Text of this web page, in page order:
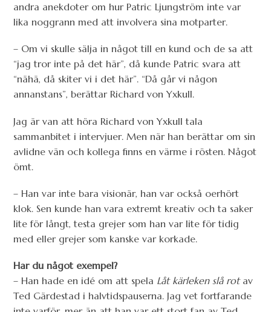
andra anekdoter om hur Patric Ljungström inte var
lika noggrann med att involvera sina motparter.
– Om vi skulle sälja in något till en kund och de sa att
“jag tror inte på det här”, då kunde Patric svara att
“nähä, då skiter vi i det här”. “Då går vi någon
annanstans”, berättar Richard von Yxkull.
Jag är van att höra Richard von Yxkull tala
sammanbitet i intervjuer. Men när han berättar om sin
avlidne vän och kollega finns en värme i rösten. Något
ömt.
– Han var inte bara visionär, han var också oerhört
klok. Sen kunde han vara extremt kreativ och ta saker
lite för långt, testa grejer som han var lite för tidig
med eller grejer som kanske var korkade.
Har du något exempel?
– Han hade en idé om att spela Låt kärleken slå rotav
Ted Gärdestad i halvtidspauserna. Jag vet fortfarande